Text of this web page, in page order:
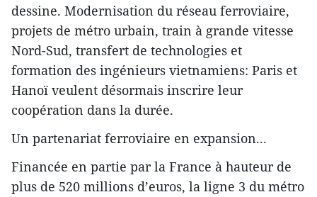
dessine. Modernisation du réseau ferroviaire,
projets de métro urbain, train à grande vitesse
Nord-Sud, transfert de technologies et
formation des ingénieurs vietnamiens: Paris et
Hanoï veulent désormais inscrire leur
coopération dans la durée.
Un partenariat ferroviaire en expansion...
Financée en partie par la France à hauteur de
plus de 520 millions d’euros, la ligne 3 du métro